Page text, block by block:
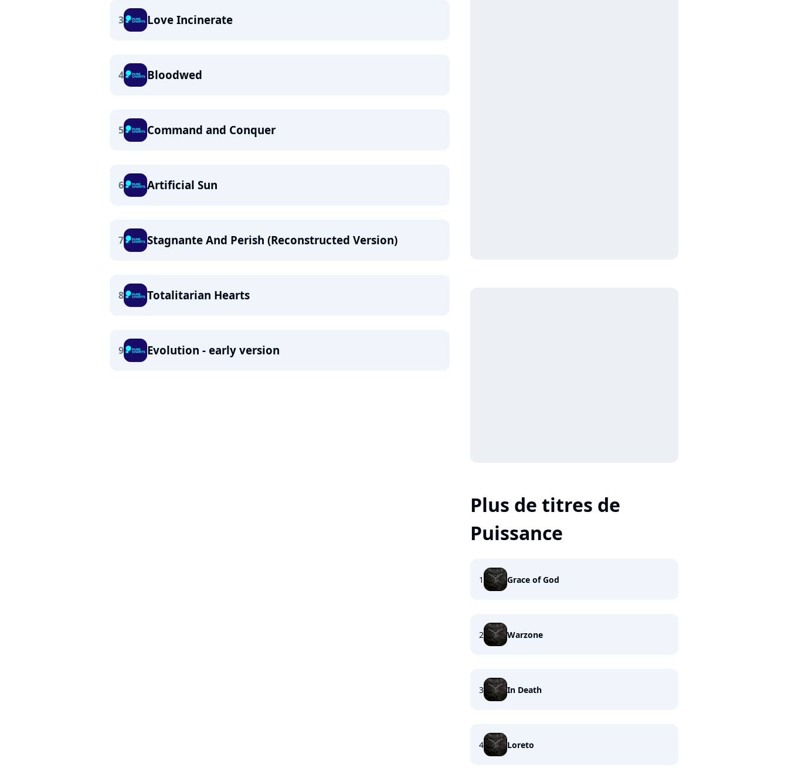
3 Love Incinerate
4 Bloodwed
5 Command and Conquer
6 Artificial Sun
7 Stagnante And Perish (Reconstructed Version)
8 Totalitarian Hearts
9 Evolution - early version
Plus de titres de
Puissance
1 Grace of God
2 Warzone
3 In Death
4 Loreto